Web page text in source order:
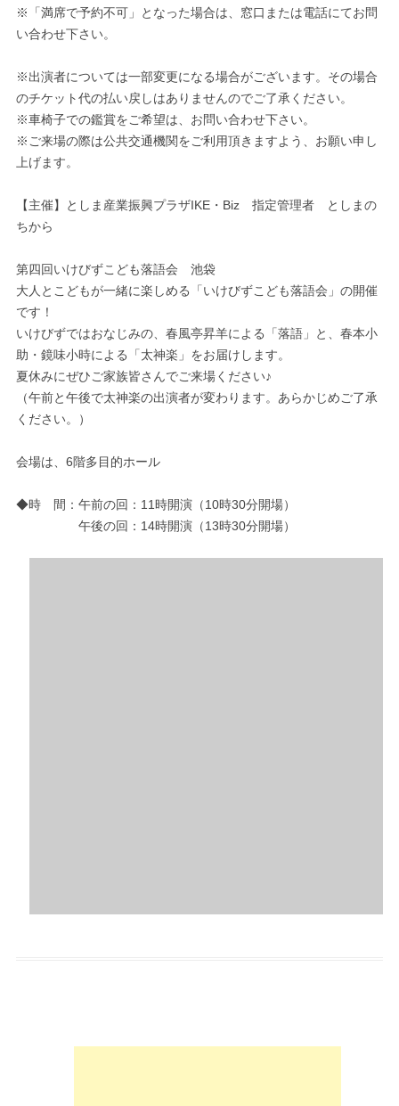
※「満席で予約不可」となった場合は、窓口または電話にてお問
い合わせ下さい。
※出演者については一部変更になる場合がございます。その場合
のチケット代の払い戻しはありませんのでご了承ください。
※車椅子での鑑賞をご希望は、お問い合わせ下さい。
※ご来場の際は公共交通機関をご利用頂きますよう、お願い申し
上げます。
【主催】としま産業振興プラザIKE・Biz 指定管理者 としまの
ちから
第四回いけびずこども落語会 池袋
大人とこどもが一緒に楽しめる「いけびずこども落語会」の開催
です！
いけびずではおなじみの、春風亭昇羊による「落語」と、春本小
助・鏡味小時による「太神楽」をお届けします。
夏休みにぜひご家族皆さんでご来場ください♪
（午前と午後で太神楽の出演者が変わります。あらかじめご了承
ください。）
会場は、6階多目的ホール
◆時 間：午前の回：11時開演（10時30分開場）
午後の回：14時開演（13時30分開場）